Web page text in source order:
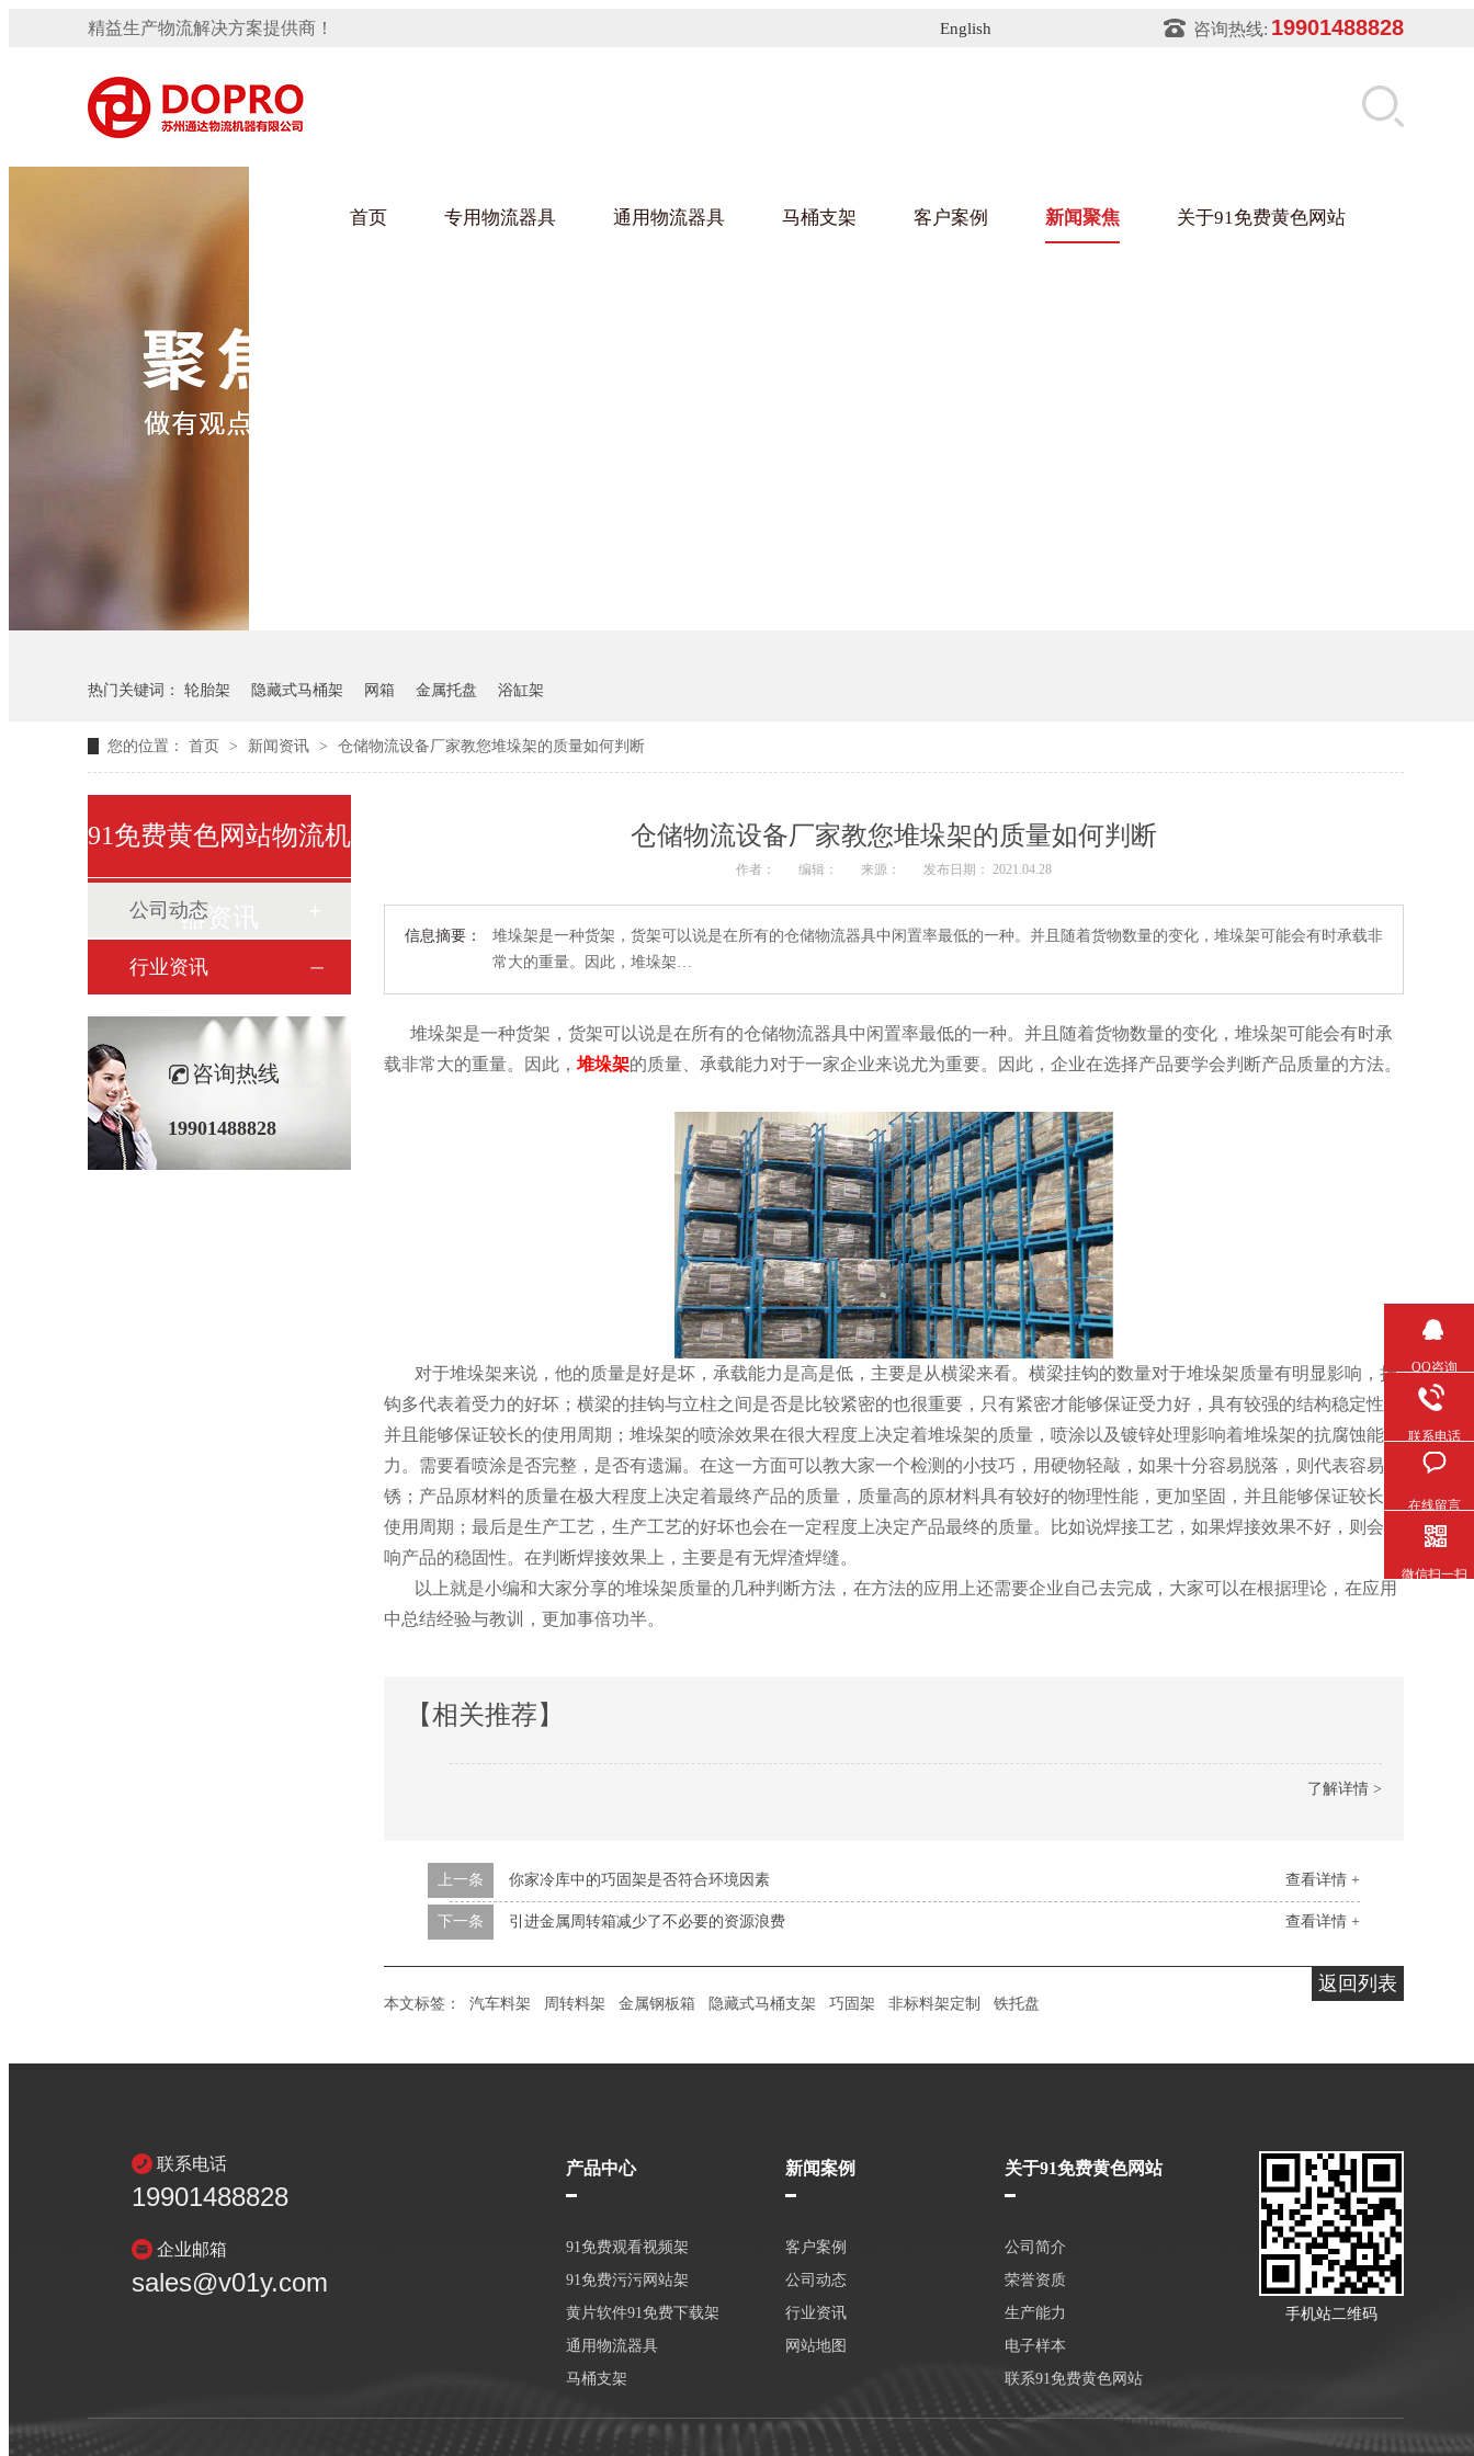
咨询热线: 19901488828
English
精益生产物流解决方案提供商！
首页 专用物流器具
91免费观看视频架
变速箱托盘
发动机料架
通用物流器具
手推车
马桶支架
隐藏式马桶水箱支架
客户案例
汽车行业
新闻聚焦 关于91免费黄色网站
热门关键词： 轮胎架 隐藏式马桶架 网箱 金属托盘 浴缸架
您的位置： 首页 > 新闻资讯 > 仓储物流设备厂家教您堆垛架的质量如何判断
仓储物流设备厂家教您堆垛架的质量如何判断
作者： 编辑： 来源： 发布日期： 2021.04.28
信息摘要：
堆垛架是一种货架，货架可以说是在所有的仓储物流器具中闲置率最低的一种。并且随着货物数量的变化，堆垛架可能会有时承载非
常大的重量。因此，堆垛架…
堆垛架是一种货架，货架可以说是在所有的仓储物流器具中闲置率最低的一种。并且随着货物数量的变化，堆垛架可能会有时承
载非常大的重量。因此， 堆垛架的质量、承载能力对于一家企业来说尤为重要。因此，企业在选择产品要学会判断产品质量的方法。
对于堆垛架来说，他的质量是好是坏，承载能力是高是低，主要是从横梁来看。横梁挂钩的数量对于堆垛架质量有明显影响，挂
钩多代表着受力的好坏；横梁的挂钩与立柱之间是否是比较紧密的也很重要，只有紧密才能够保证受力好，具有较强的结构稳定性，
并且能够保证较长的使用周期；堆垛架的喷涂效果在很大程度上决定着堆垛架的质量，喷涂以及镀锌处理影响着堆垛架的抗腐蚀能
力。需要看喷涂是否完整，是否有遗漏。在这一方面可以教大家一个检测的小技巧，用硬物轻敲，如果十分容易脱落，则代表容易生
锈；产品原材料的质量在极大程度上决定着最终产品的质量，质量高的原材料具有较好的物理性能，更加坚固，并且能够保证较长的
使用周期；最后是生产工艺，生产工艺的好坏也会在一定程度上决定产品最终的质量。比如说焊接工艺，如果焊接效果不好，则会影
响产品的稳固性。在判断焊接效果上，主要是有无焊渣焊缝。
以上就是小编和大家分享的堆垛架质量的几种判断方法，在方法的应用上还需要企业自己去完成，大家可以在根据理论，在应用
中总结经验与教训，更加事倍功半。
【相关推荐】
了解详情 >
查看详情 +
上一条 你家冷库中的巧固架是否符合环境因素
查看详情 +
下一条 引进金属周转箱减少了不必要的资源浪费
返回列表
本文标签： 汽车料架 周转料架 金属钢板箱 隐藏式马桶支架 巧固架 非标料架定制 铁托盘
91免费黄色网站物流机
器资讯
公司动态
行业资讯
咨询热线
19901488828
联系电话
19901488828
企业邮箱
sales@v01y.com
产品中心
91免费观看视频架
91免费污污网站架
黄片软件91免费下载架
通用物流器具
马桶支架
新闻案例
客户案例
公司动态
行业资讯
网站地图
关于91免费黄色网站
公司简介
荣誉资质
生产能力
电子样本
联系91免费黄色网站
手机站二维码
QQ咨询
联系电话
在线留言
微信扫一扫